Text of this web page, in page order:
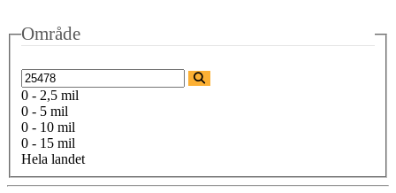
Område
0 - 2,5 mil
0 - 5 mil
0 - 10 mil
0 - 15 mil
Hela landet